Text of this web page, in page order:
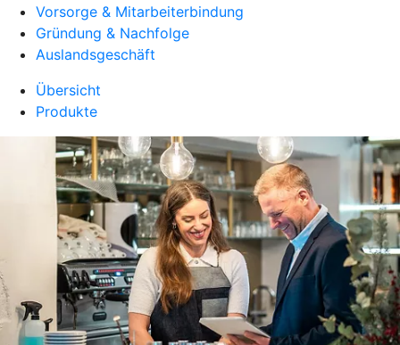
Vorsorge & Mitarbeiterbindung
Gründung & Nachfolge
Auslandsgeschäft
Übersicht
Produkte